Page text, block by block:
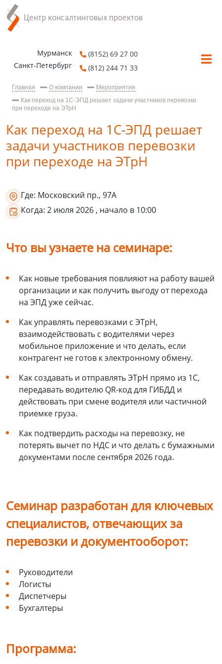
Мурманск
Санкт-Петербург
(8152) 69 27 00
(812) 244 71 33
Главная О компании
Мероприятия
Как переход на 1С-ЭПД решает задачи участников перевозки
при переходе на ЭТрН
Как переход на 1С-ЭПД решает
задачи участников перевозки
при переходе на ЭТрН
Где: Московский пр., 97А
Когда: 2 июля 2026 , начало в 10:00
Что вы узнаете на семинаре:
Как новые требования повлияют на работу вашей
организации и как получить выгоду от перехода
на ЭПД уже сейчас.
Как управлять перевозками с ЭТрН,
взаимодействовать с водителями через
мобильное приложение и что делать, если
контрагент не готов к электронному обмену.
Как создавать и отправлять ЭТрН прямо из 1С,
передавать водителю QR-код для ГИБДД и
действовать при смене водителя или частичной
приемке груза.
Как подтвердить расходы на перевозку, не
потерять вычет по НДС и что делать с бумажными
документами после сентября 2026 года.
Семинар разработан для ключевых
специалистов, отвечающих за
перевозки и документооборот:
Руководители
Логисты
Диспетчеры
Бухгалтеры
Программа: